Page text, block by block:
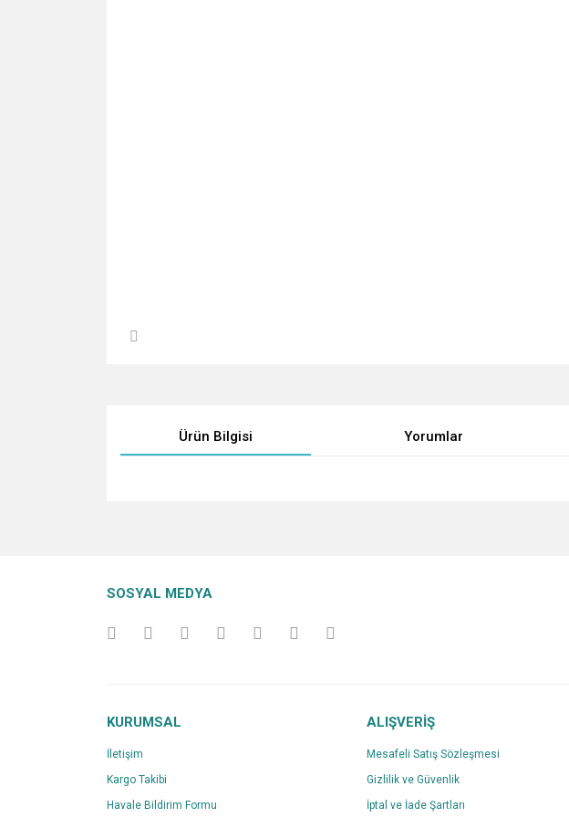
Ürün Bilgisi Yorumlar
Ürün açıklamasında eksik bilgiler bulunuyor.
SOSYAL MEDYA
KURUMSAL
İletişim
Kargo Takibi
Havale Bildirim Formu
ALIŞVERİŞ
Mesafeli Satış Sözleşmesi
Gizlilik ve Güvenlik
İptal ve İade Şartları